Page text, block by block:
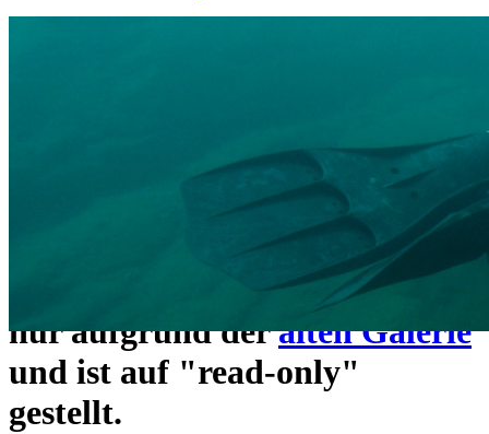
umgezogen und wie gewohnt
https://www.sidemount-
erreichbar.
Das alte Forum hier existiert
nur aufgrund deralten Galerie
und ist auf "read-only"
gestellt.